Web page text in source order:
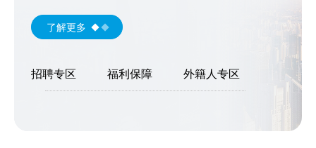
了解更多
招聘专区 福利保障 外籍人专区